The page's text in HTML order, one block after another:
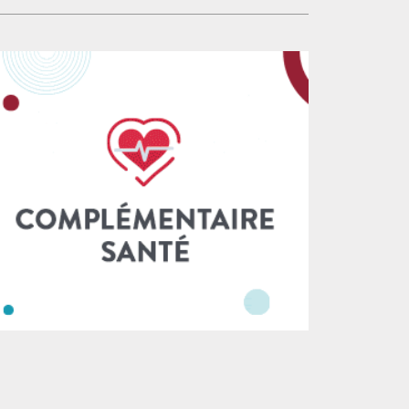
nous nous opposerons au détournement
cliniques juridiques pour faire de l’accès au
ou pire l’accès à la justice low cost. Les
de l’aide
rencontrer, de se parler, de résoudre par
; aujourd’hui c’est le règne du
et de la surveillance quand ce n’est pas
de l’exclusion d’une partie de ceux qui y
les avocats, à l’image du palais de
de Paris, high-tech aux pieds d’argile. Au-
de la forme, c’est la fonctionnalité même
est ségrégative : qu’il s’agisse de montrer
blanche à tous les étages avec un badge –
les avocats qui ne sont pas du ressort
un petit interphone qu’il faut solliciter
rencontrer greffier ou magistrat. Le CNB